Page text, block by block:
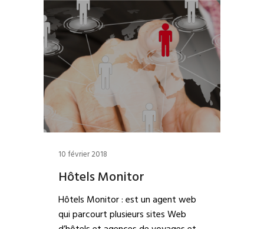
10 février 2018
Hôtels Monitor
Hôtels Monitor : est un agent web
qui parcourt plusieurs sites Web